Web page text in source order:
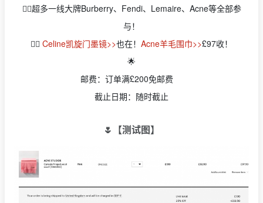
👉🏻超多一线大牌Burberry、Fendi、Lemaire、Acne等全部参
与！
👉🏻 Celine凯旋门墨镜>>也在！ Acne羊毛围巾>>£97收！
🌟
邮费：订单满£200免邮费
截止日期：随时截止
🌷【测试图】